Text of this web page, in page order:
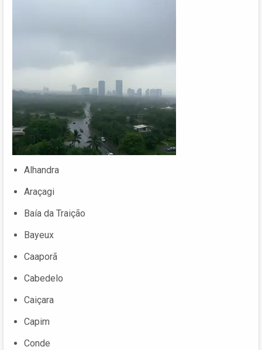
Alhandra
Araçagi
Baía da Traição
Bayeux
Caaporã
Cabedelo
Caiçara
Capim
Conde